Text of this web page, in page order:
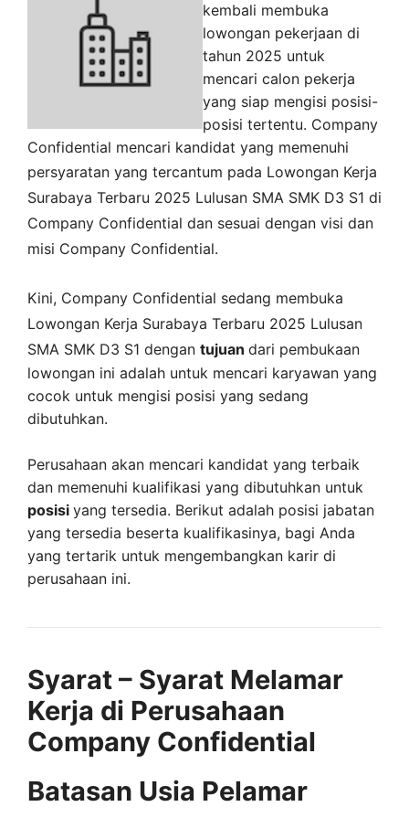
kembali membuka
lowongan pekerjaan di
tahun 2025 untuk
mencari calon pekerja
yang siap mengisi posisi-
posisi tertentu. Company
Confidential mencari kandidat yang memenuhi
persyaratan yang tercantum pada Lowongan Kerja
Surabaya Terbaru 2025 Lulusan SMA SMK D3 S1 di
Company Confidential dan sesuai dengan visi dan
misi Company Confidential.
Kini, Company Confidential sedang membuka
Lowongan Kerja Surabaya Terbaru 2025 Lulusan
SMA SMK D3 S1 dengan tujuan dari pembukaan
lowongan ini adalah untuk mencari karyawan yang
cocok untuk mengisi posisi yang sedang
dibutuhkan.
Perusahaan akan mencari kandidat yang terbaik
dan memenuhi kualifikasi yang dibutuhkan untuk
posisi yang tersedia. Berikut adalah posisi jabatan
yang tersedia beserta kualifikasinya, bagi Anda
yang tertarik untuk mengembangkan karir di
perusahaan ini.
Syarat – Syarat Melamar
Kerja di Perusahaan
Company Confidential
Batasan Usia Pelamar